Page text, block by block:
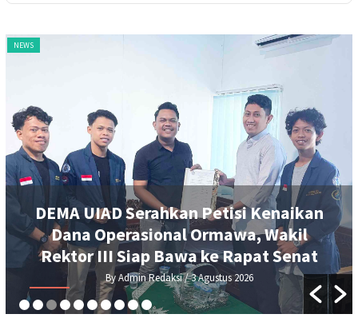
NEWS
DEMA UIAD Serahkan Petisi Kenaikan
Dana Operasional Ormawa, Wakil
Rektor III Siap Bawa ke Rapat Senat
By Admin Redaksi/ 3 Agustus 2026